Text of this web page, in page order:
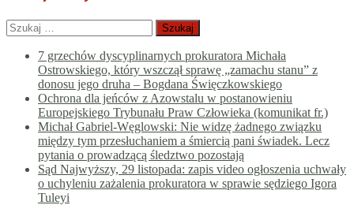
Szukaj:
7 grzechów dyscyplinarnych prokuratora Michała
Ostrowskiego, który wszczął sprawę „zamachu stanu” z
donosu jego druha – Bogdana Święczkowskiego
Ochrona dla jeńców z Azowstalu w postanowieniu
Europejskiego Trybunału Praw Człowieka (komunikat fr.)
Michał Gabriel-Węglowski: Nie widzę żadnego związku
między tym przesłuchaniem a śmiercią pani świadek. Lecz
pytania o prowadzącą śledztwo pozostają
Sąd Najwyższy, 29 listopada: zapis video ogłoszenia uchwały
o uchyleniu zażalenia prokuratora w sprawie sędziego Igora
Tuleyi